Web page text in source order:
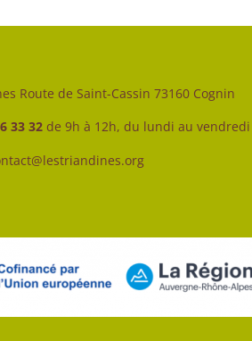
Route de Saint-Cassin 73160 Cognin
33 32 de 9h à 12h, du lundi au vendredi